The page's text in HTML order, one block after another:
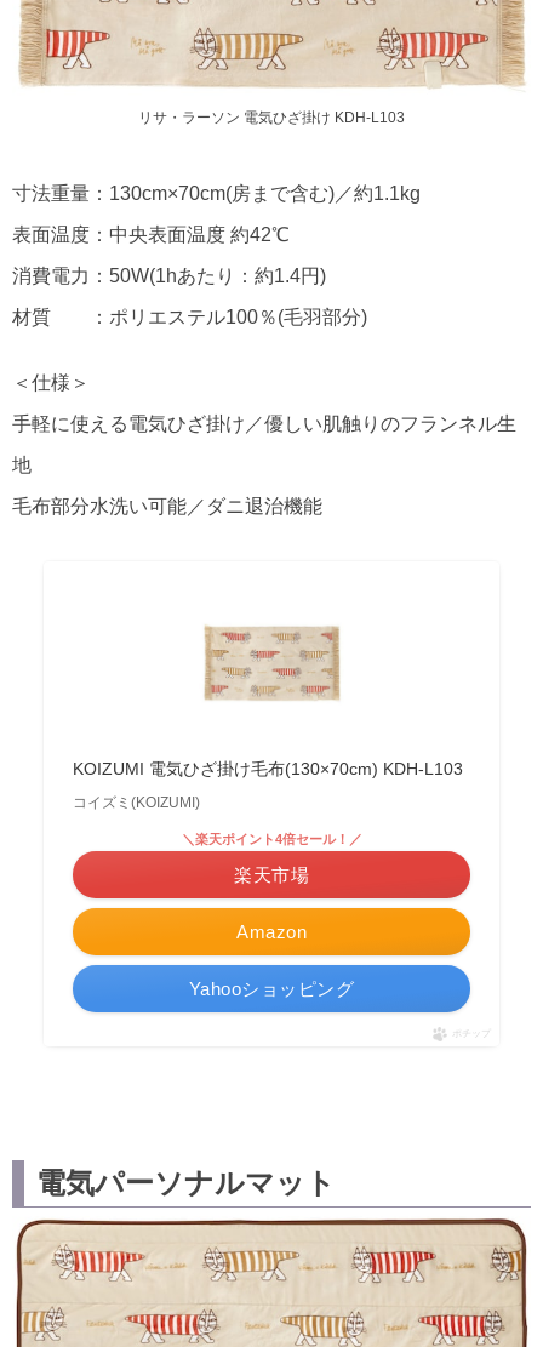
リサ・ラーソン 電気ひざ掛け KDH-L103
寸法重量：130cm×70cm(房まで含む)／約1.1kg
表面温度：中央表面温度 約42℃
消費電力：50W(1hあたり：約1.4円)
材質 ：ポリエステル100％(毛羽部分)
＜仕様＞
手軽に使える電気ひざ掛け／優しい肌触りのフランネル生
地
毛布部分水洗い可能／ダニ退治機能
KOIZUMI 電気ひざ掛け毛布(130×70cm) KDH-L103
コイズミ(KOIZUMI)
Amazon
＼楽天ポイント4倍セール！／
楽天市場
Yahooショッピング
ポチップ
電気パーソナルマット